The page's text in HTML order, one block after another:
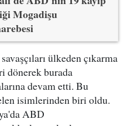
Mogadişu
ülkeden çıkarma
dönerek burada
devam etti. Bu
isimlerinden biri oldu.
ABD